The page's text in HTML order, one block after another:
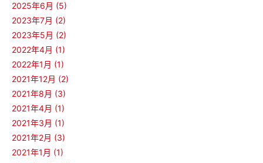
2025年6月 (5)
2023年7月 (2)
2023年5月 (2)
2022年4月 (1)
2022年1月 (1)
2021年12月 (2)
2021年8月 (3)
2021年4月 (1)
2021年3月 (1)
2021年2月 (3)
2021年1月 (1)